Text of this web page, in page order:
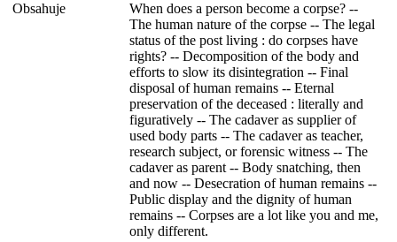
Obsahuje
When does a person become a corpse? --
The human nature of the corpse -- The legal
status of the post living : do corpses have
rights? -- Decomposition of the body and
efforts to slow its disintegration -- Final
disposal of human remains -- Eternal
preservation of the deceased : literally and
figuratively -- The cadaver as supplier of
used body parts -- The cadaver as teacher,
research subject, or forensic witness -- The
cadaver as parent -- Body snatching, then
and now -- Desecration of human remains --
Public display and the dignity of human
remains -- Corpses are a lot like you and me,
only different.